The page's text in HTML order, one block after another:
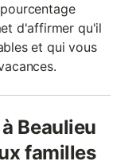
d'affirmer qu'il
et qui vous
Beaulieu
familles